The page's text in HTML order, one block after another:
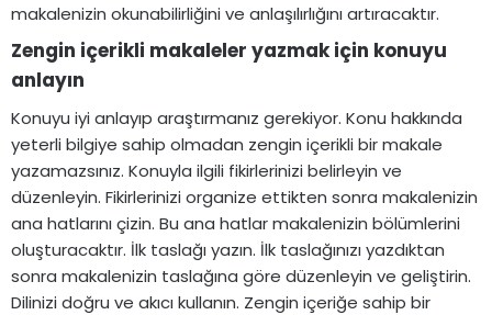
makalenizin okunabilirliğini ve anlaşılırlığını artıracaktır.
Zengin içerikli makaleler yazmak için konuyu
anlayın​
Konuyu iyi anlayıp araştırmanız gerekiyor. Konu hakkında
yeterli bilgiye sahip olmadan zengin içerikli bir makale
yazamazsınız. Konuyla ilgili fikirlerinizi belirleyin ve
düzenleyin. Fikirlerinizi organize ettikten sonra makalenizin
ana hatlarını çizin. Bu ana hatlar makalenizin bölümlerini
oluşturacaktır. İlk taslağı yazın. İlk taslağınızı yazdıktan
sonra makalenizin taslağına göre düzenleyin ve geliştirin.
Dilinizi doğru ve akıcı kullanın. Zengin içeriğe sahip bir